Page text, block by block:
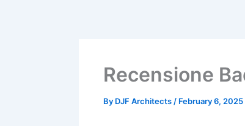
Recensione
By DJF Architects / February 6, 2025